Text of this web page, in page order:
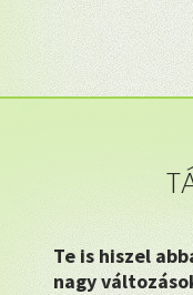
Te is hiszel
nagy